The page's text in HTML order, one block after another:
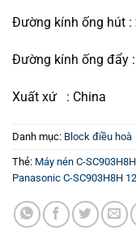
Đường kính ống hút :
Đường kính ống đẩy :
Xuất xứ : China
Danh mục: Block điều hoà
Thẻ: Máy nén C-SC903H8H
Panasonic C-SC903H8H